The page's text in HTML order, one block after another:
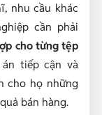
nhu cầu khác
cần phải
cho từng tệp
tiếp cận và
cho họ những
bán hàng.